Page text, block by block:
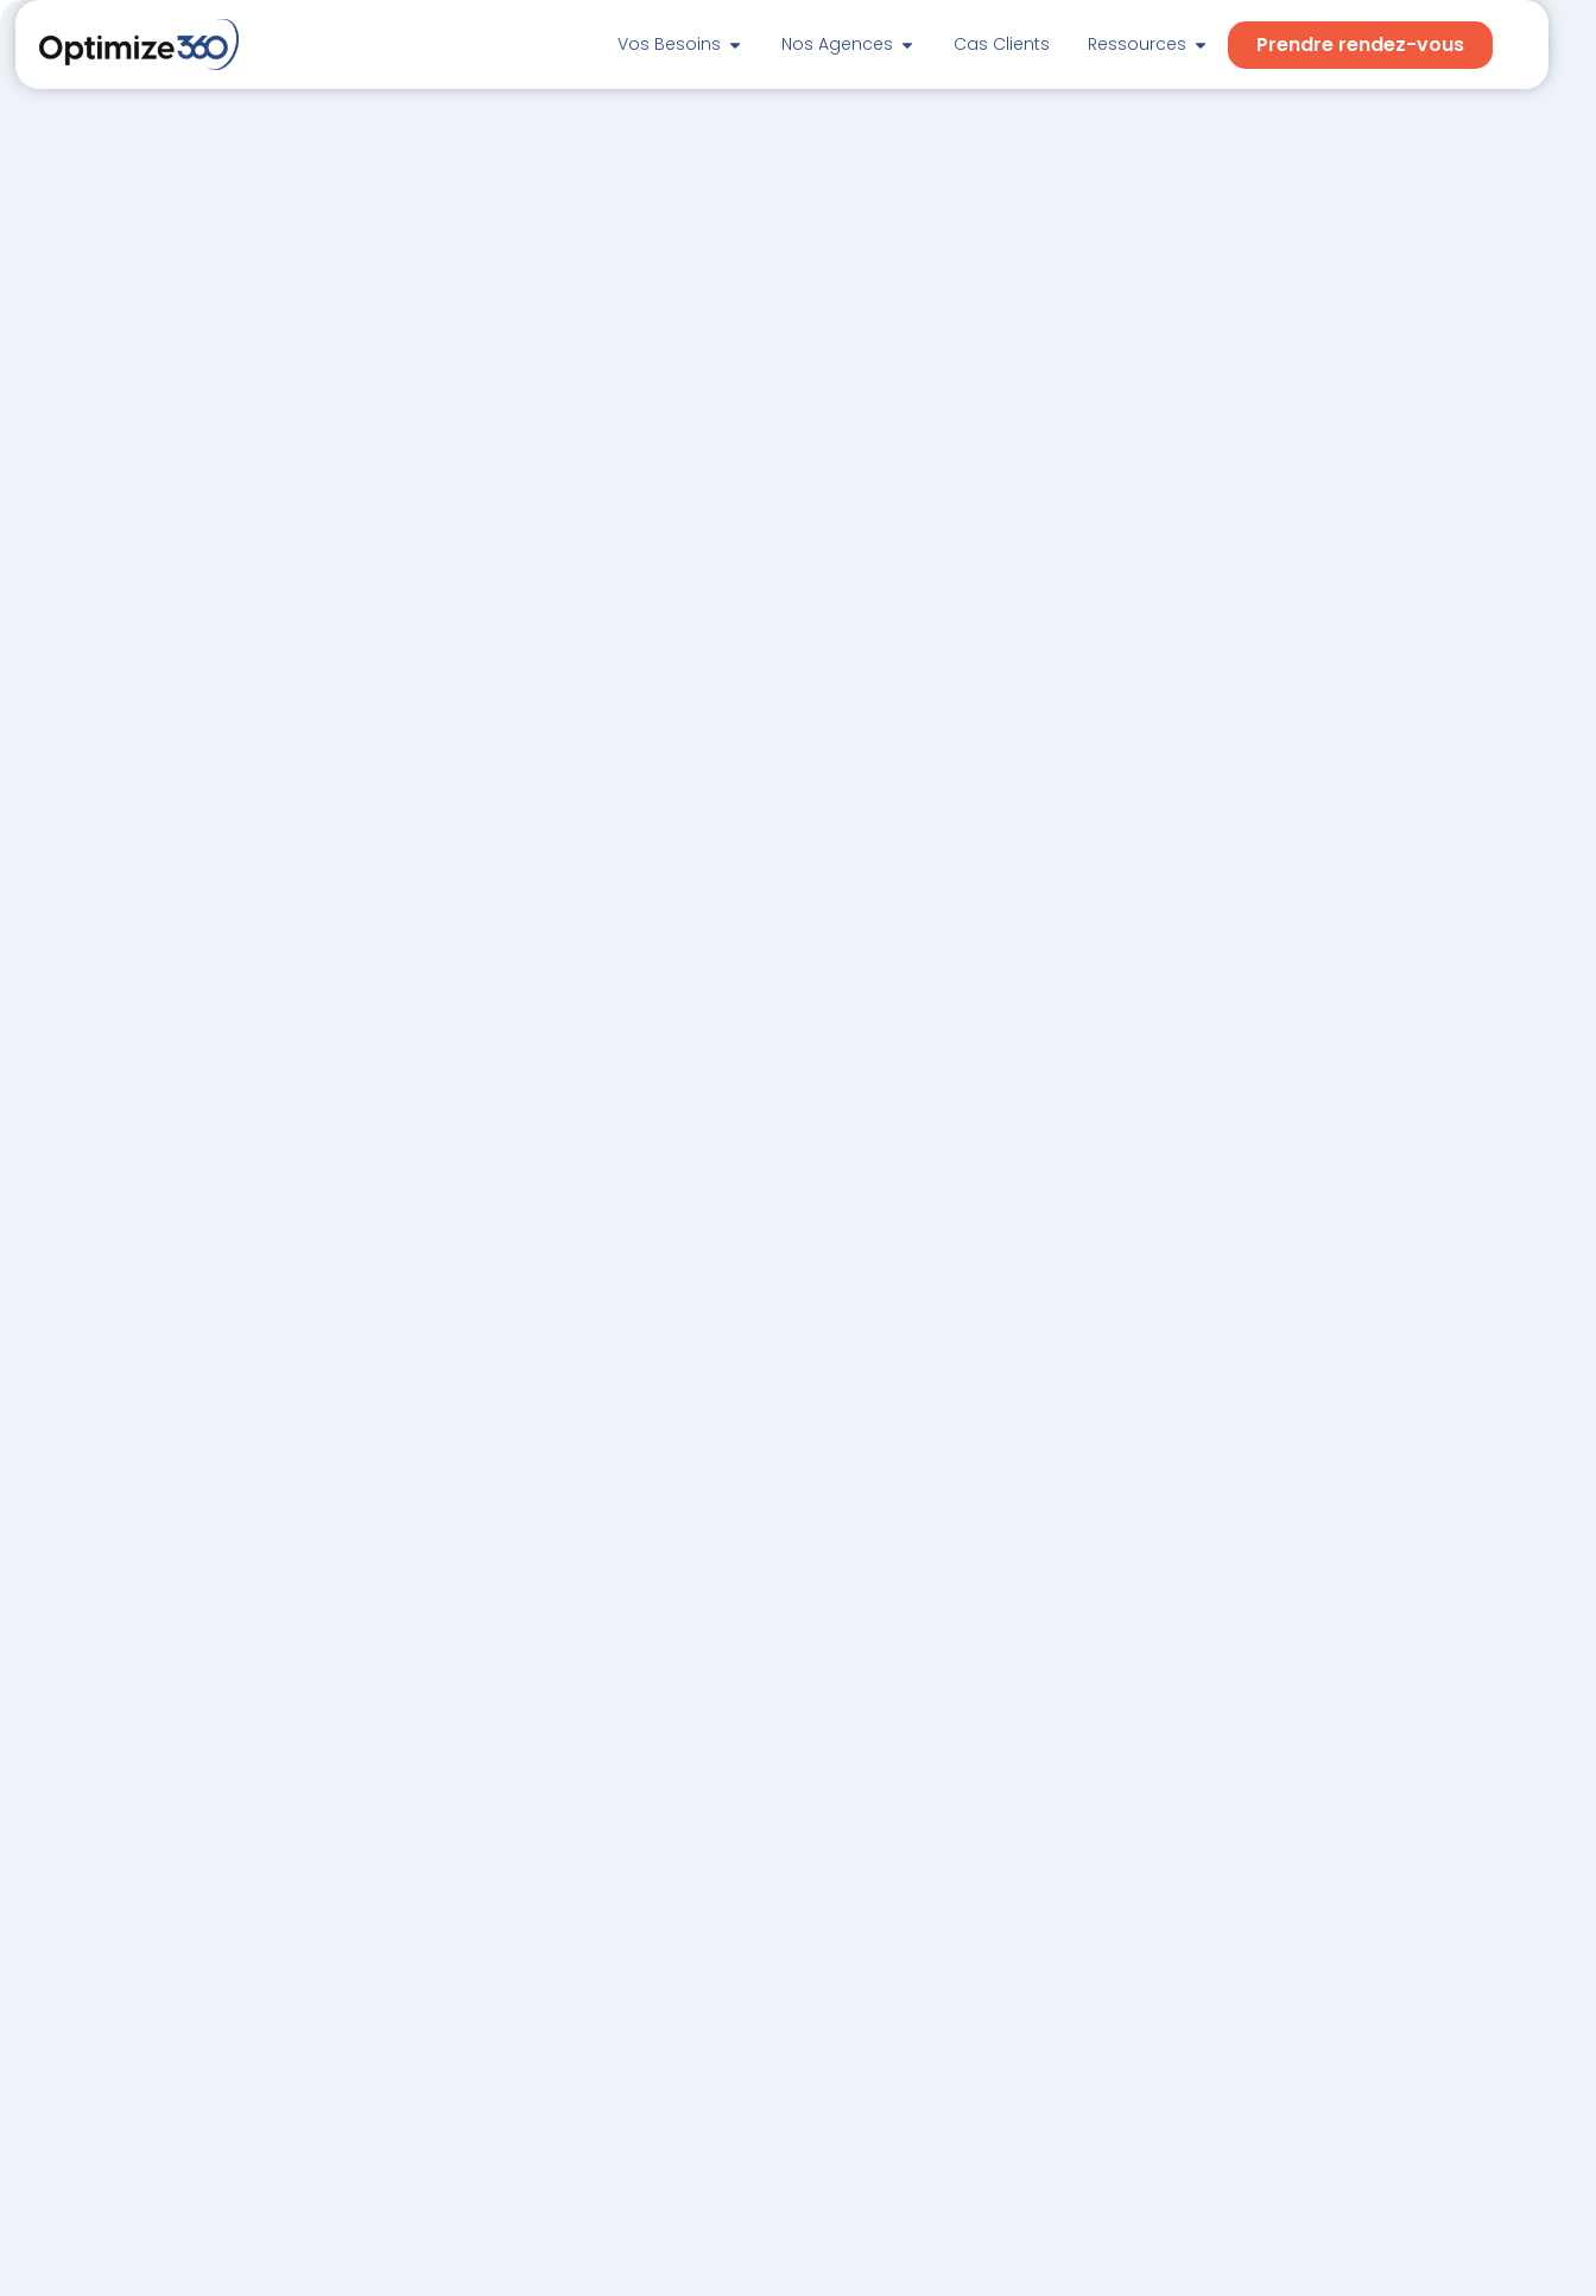
Vos Besoins Nos Agences Cas Clients Ressources Prendre rendez-vous